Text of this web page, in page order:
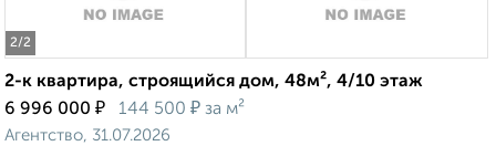
2/2
2-к квартира, строящийся дом, 48м², 4/10 этаж
6 996 000 ₽ 144 500 ₽ за м²
Агентство, 31.07.2026